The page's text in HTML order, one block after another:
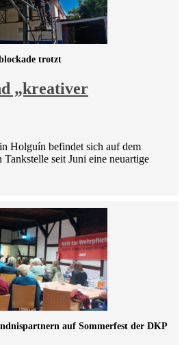
„kreativer
trotzt
Holguín befindet sich auf dem
Tankstelle seit Juni eine neuartige
auf Sommerfest der DKP